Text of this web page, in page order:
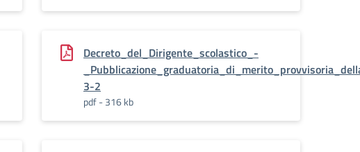
Decreto_del_Dirigente_scolastico_-
3-2
pdf - 316 kb